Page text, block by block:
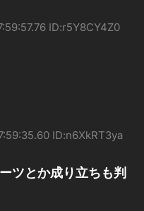
ID:r5Y8CY4Z0
ID:n6XkRT3ya
ツとか成り立ちも判